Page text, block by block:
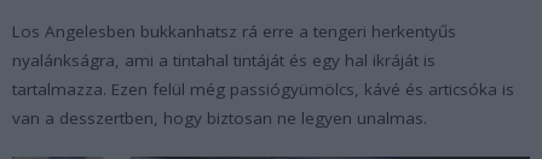
Los Angelesben bukkanhatsz rá erre a tengeri herkentyűs
nyalánkságra, ami a tintahal tintáját és egy hal ikráját is
tartalmazza. Ezen felül még passiógyümölcs, kávé és articsóka is
van a desszertben, hogy biztosan ne legyen unalmas.